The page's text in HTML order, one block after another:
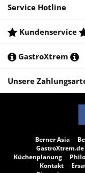
Service Hotline
Kundenservice
GastroXtrem
Unsere
Berner Asia
Küchenplanung
Kontakt